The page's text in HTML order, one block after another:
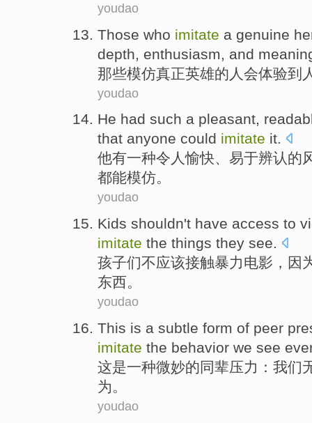
youdao
Those who imitate a genuine
depth
enthusiasm and
那些模仿真正英雄的人会体验到
youdao
He had such a pleasant,
that anyone could imitate it.
他有一种令人愉快、 易于辨认的
都能模仿。
youdao
Kids shouldn't have access to
imitate the things they see.
孩子们不应该接触暴力电影 ， 因
东西。
youdao
This is a subtle form of peer
imitate the behavior we see
这是一种微妙的同辈压力 ： 我们
为。
youdao